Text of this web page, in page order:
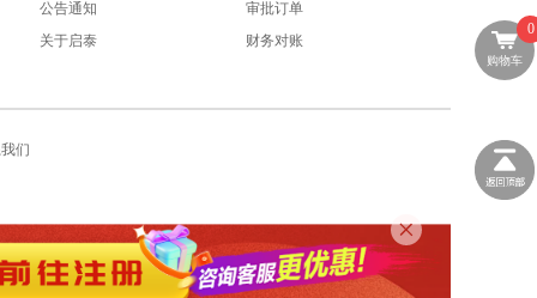
购物车
0
公告通知
关于启泰
审批订单
财务对账
们